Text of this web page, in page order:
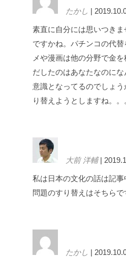
たかし |
素直に自分には思いつき
ですかね。パチンコの代
メや漫画は他の分野で金
だしたのはあなたなのに
意識となってるのでしょ
り替えようとしますね。。
大前 洋輔|
私は日本の文化の話は記事
問題のすり替えはそちらで
たかし |